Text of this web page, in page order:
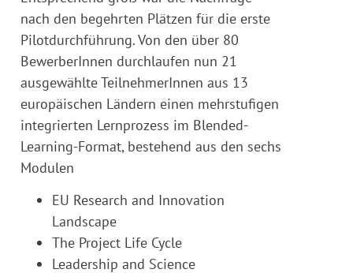
nach den begehrten Plätzen für die erste
Pilotdurchführung. Von den über 80
BewerberInnen durchlaufen nun 21
ausgewählte TeilnehmerInnen aus 13
europäischen Ländern einen mehrstufigen
integrierten Lernprozess im Blended-
Learning-Format, bestehend aus den sechs
Modulen
EU Research and Innovation
Landscape
The Project Life Cycle
Leadership and Science